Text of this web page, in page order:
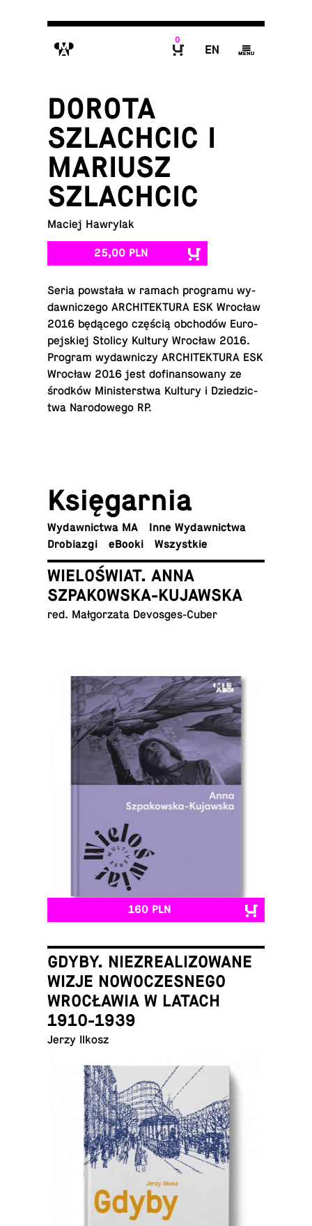
M
0
E g
DOROTA
SZLACHCIC I
MARIUSZ
SZLACHCIC
Maciej Hawrylak
25,00 PLN
Seria po­wsta­ła w ramach pro­gra­mu wy­
daw­ni­cze­go AR­CHI­TEK­TU­RA ESK Wrocław
2016 bę­dą­ce­go częścią ob­cho­dów Eu­ro­
pej­skiej Stolicy Kultury Wrocław 2016.
Program wy­daw­ni­czy AR­CHI­TEK­TU­RA ESK
Wrocław 2016 jest do­fi­nan­so­wa­ny ze
środków Mi­ni­ster­stwa Kultury i Dzie­dzic­
twa Na­ro­do­we­go RP.
Księ­gar­nia
Wy­daw­nic­twa MA
Inne Wydawnictwa
Dro­bia­zgi
eBooki Wszyst­kie
WIELOŚWIAT. ANNA
SZPAKOWSKA-KUJAWSKA
red. Mał­go­rza­ta Devosges-Cuber
160 PLN
GDYBY. NIEZREALIZOWANE
WIZJE NOWOCZESNEGO
WROCŁAWIA W LATACH
1910-1939
Jerzy Ilkosz